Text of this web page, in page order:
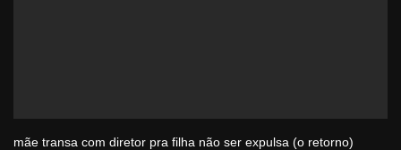
mãe transa com diretor pra filha não ser expulsa (o retorno)